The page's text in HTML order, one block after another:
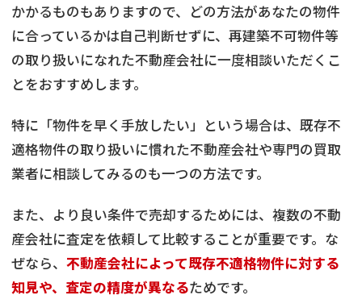
かかるものもありますので、どの方法があなたの物件
に合っているかは自己判断せずに、再建築不可物件等
の取り扱いになれた不動産会社に一度相談いただくこ
とをおすすめします。
特に「物件を早く手放したい」という場合は、既存不
適格物件の取り扱いに慣れた不動産会社や専門の買取
業者に相談してみるのも一つの方法です。
また、より良い条件で売却するためには、複数の不動
産会社に査定を依頼して比較することが重要です。な
ぜなら、 不動産会社によって既存不適格物件に対する
知見や、査定の精度が異なるためです。